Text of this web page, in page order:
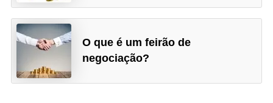
O que é um feirão de
negociação?
s
t
o
d
e